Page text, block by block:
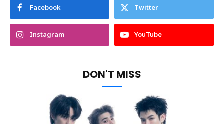
Facebook Twitter
Instagram YouTube
DON'T MISS